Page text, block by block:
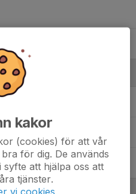
Lagledare/kontaktperson
kakor
(cookies) för att vår
för dig. De används
att hjälpa oss att
tjänster.
vi cookies